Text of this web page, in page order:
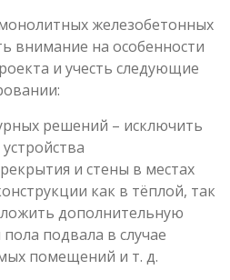
железобетонных
внимание на особенности
и учесть следующие
решений – исключить
и стены в местах
как в тёплой, так
дополнительную
подвала в случае
помещений и т. д.